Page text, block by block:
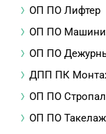
ОП ПО Лифтер
ОП ПО
ОП ПО
ДПП ПК
ОП ПО
ОП ПО